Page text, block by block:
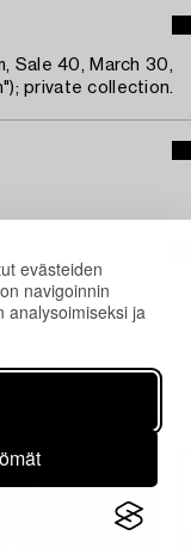
evästeiden
navigoinnin
analysoimiseksi ja
Sale 40, March 30,
private collection.